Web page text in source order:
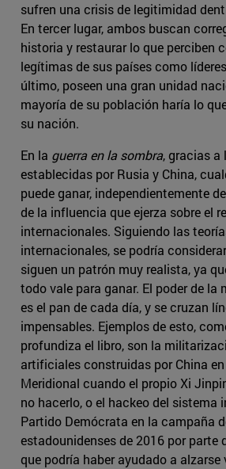
sufren una crisis de legitimidad
En tercer lugar, ambos buscan
historia y restaurar lo que perciben
legítimas de sus países como
último, poseen una gran unidad
mayoría de su población haría lo
su nación.
En la guerra en la sombra, gracias a
establecidas por Rusia y China,
puede ganar, independientemente
de la influencia que ejerza sobre el
internacionales. Siguiendo las
internacionales, se podría
siguen un patrón muy realista, ya
todo vale para ganar. El poder de la
es el pan de cada día, y se cruzan
impensables. Ejemplos de esto,
profundiza el libro, son la
artificiales construidas por China
Meridional cuando el propio Xi
no hacerlo, o el hackeo del sistema
Partido Demócrata en la campaña
estadounidenses de 2016 por parte
que podría haber ayudado a